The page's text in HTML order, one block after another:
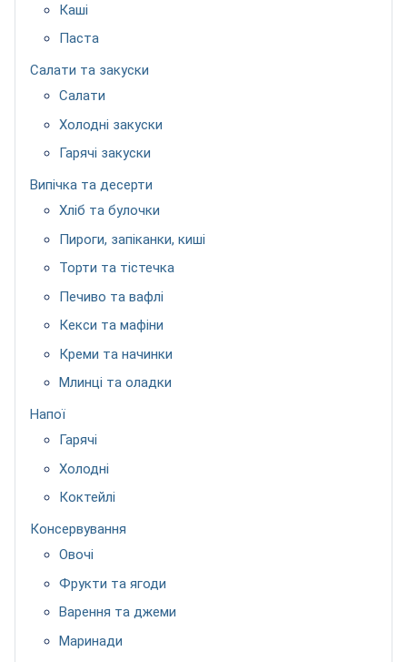
Каші
Паста
Салати та закуски
Салати
Холодні закуски
Гарячі закуски
Випічка та десерти
Хліб та булочки
Пироги, запіканки, киші
Торти та тістечка
Печиво та вафлі
Кекси та мафіни
Креми та начинки
Млинці та оладки
Напої
Гарячі
Холодні
Коктейлі
Консервування
Овочі
Фрукти та ягоди
Варення та джеми
Маринади